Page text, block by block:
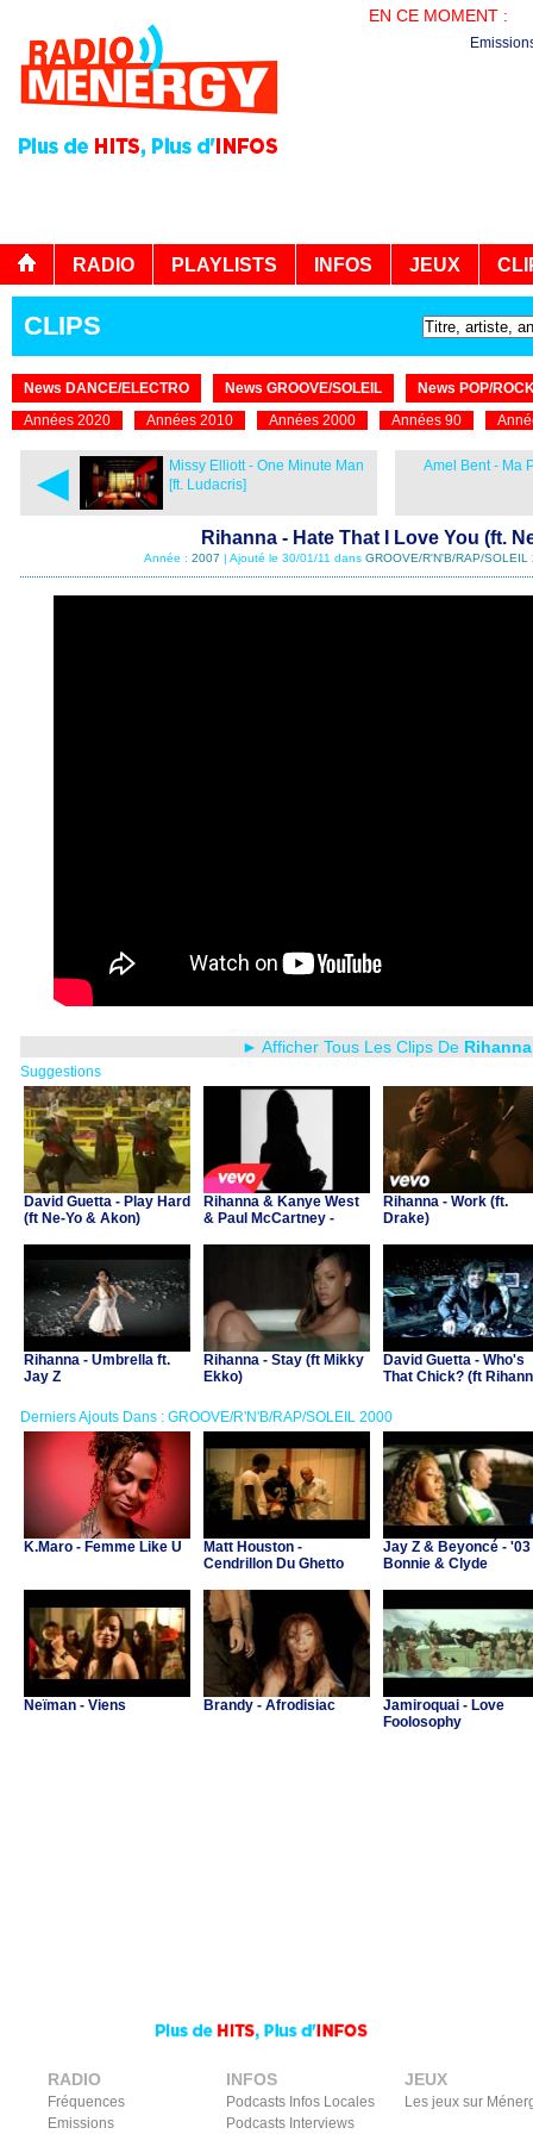
EN CE MOMENT :
RADIO PLAYLISTS INFOS JEUX
CLIPS
News DANCE/ELECTRO News GROOVE/SOLEIL
News POP/
Années 2020
Années 2010 Années 2000 Années 90
◄
Missy Elliott - One Minute Man
[ft. Ludacris]
Amel Bent - Ma
Rihanna - Hate That I Love You (ft.
Année : 2007 | Ajouté le 30/01/11 dans GROOVE/R'N'B/RAP/SOLEIL
► Afficher Tous Les Clips De Rihanna
Suggestions
David Guetta - Play Hard
(ft Ne-Yo & Akon)
Rihanna & Kanye West
& Paul McCartney -
Rihanna - Work (ft.
Drake)
Rihanna - Umbrella ft.
Jay Z
Rihanna - Stay (ft Mikky
Ekko)
David Guetta - Who's
That Chick? (ft
Derniers Ajouts Dans : GROOVE/R'N'B/RAP/SOLEIL 2000
K.Maro - Femme Like U
Matt Houston -
Cendrillon Du Ghetto
Jay Z & Beyoncé - '03
Bonnie & Clyde
Neïman - Viens Brandy - Afrodisiac
Jamiroquai - Love
Foolosophy
RADIO
Fréquences
Emissions
INFOS
Podcasts Infos Locales
Podcasts Interviews
JEUX
Les jeux sur